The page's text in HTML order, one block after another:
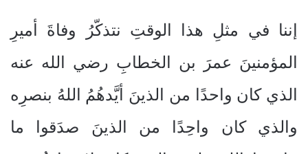
إننا في مثلِ هذا الوقتِ نتذكّرُ وفاةَ أميرِ
المؤمنينَ عمرَ بن الخطابِ رضي الله عنه
الذي كان واحدًا من الذينَ أيَّدهُمُ اللهُ بنصرِه
والذي كان واحِدًا من الذينَ صدَقوا ما